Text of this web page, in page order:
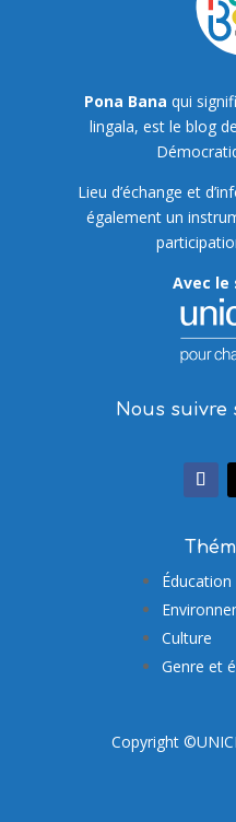
Pona Bana qui
lingala, est le blog
Lieu d’échange et
également un
Avec le
Nous suivre
Éducation
Culture
Genre et
Copyright